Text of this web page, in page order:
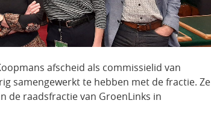
afscheid als commissielid van
samengewerkt te hebben met de fractie. Ze
de raadsfractie van GroenLinks in